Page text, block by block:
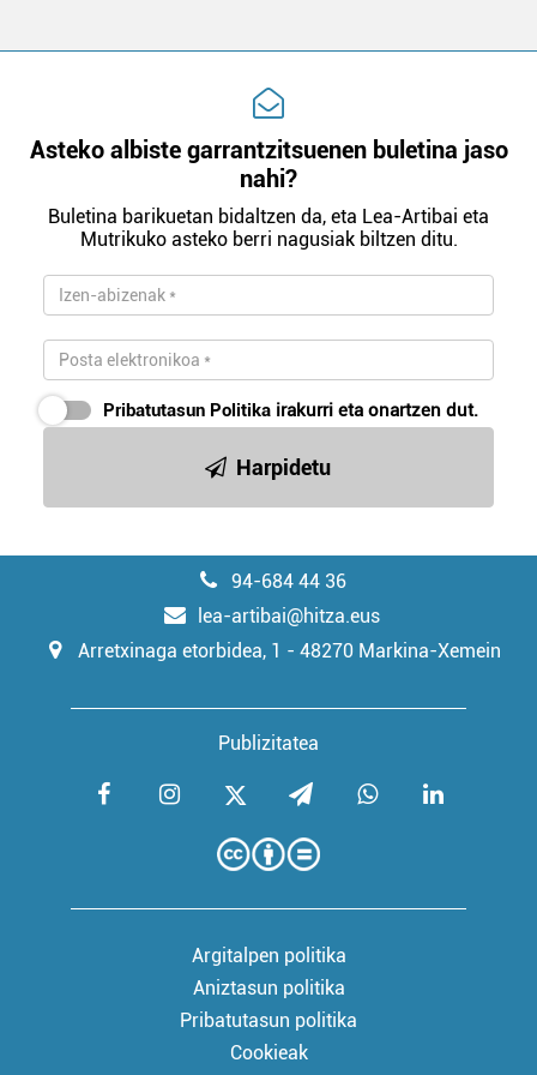
Asteko albiste garrantzitsuenen buletina jaso
nahi?
Buletina barikuetan bidaltzen da, eta Lea-Artibai eta
Mutrikuko asteko berri nagusiak biltzen ditu.
Pribatutasun Politika irakurri eta onartzen dut.
Harpidetu
94-684 44 36
lea-artibai@hitza.eus
Arretxinaga etorbidea, 1 - 48270 Markina-Xemein
Publizitatea
Argitalpen politika
Aniztasun politika
Pribatutasun politika
Cookieak